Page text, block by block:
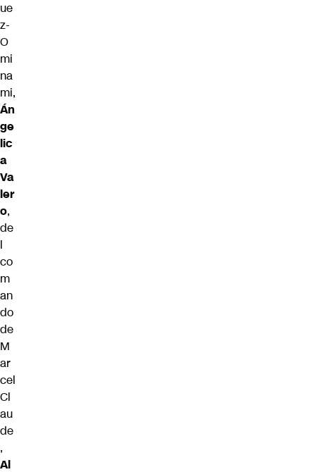
ue
z-
O
mi
na
mi,
Án
ge
lic
a
Va
ler
o,
de
l
co
m
an
do
de
M
ar
cel
Cl
au
de
,
Al